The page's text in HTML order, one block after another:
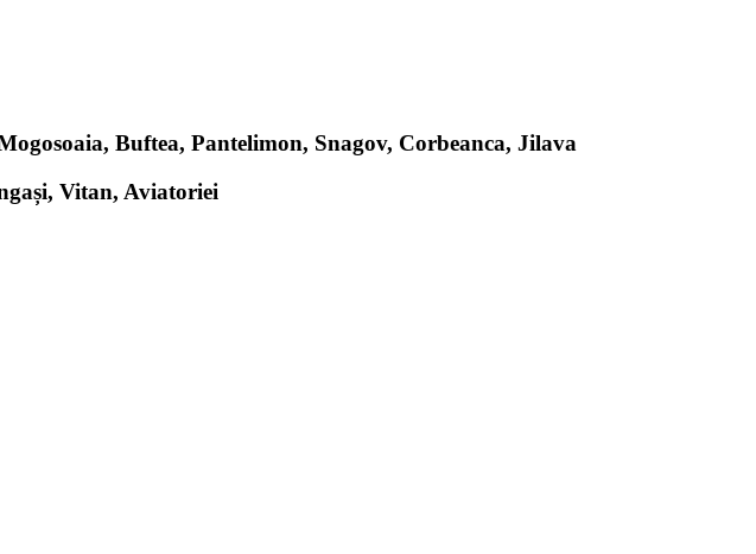
Buftea, Pantelimon, Snagov, Corbeanca, Jilava
Vitan, Aviatoriei